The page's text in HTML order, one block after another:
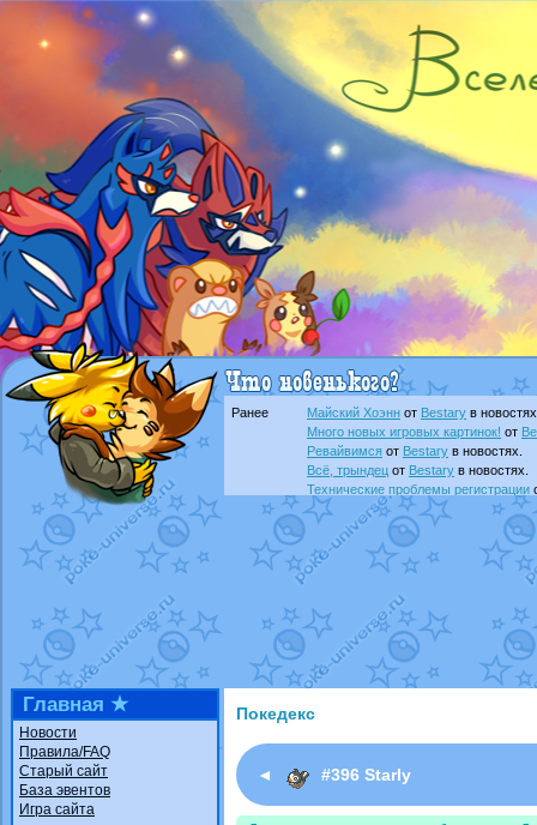
Ранее Майский Хоэнн от Bestary в
Много новых игровых картинок! от
Ревайвимся от Bestary в новостях.
Всё, трындец от Bestary в новостях.
Технические проблемы регистрации
доброе утро славянеот Dakkuв
Йолда и Мимикьюот MavisNyanCat
Недовольный котомангуст
от
The Dark Wishmakerот Randomon в
в
ilovearceus
Raging Boltот GraceDaFox
в
Shadow mismagius от
в
художник
от vicavica в фанарте.
Главная ★
Новости
Правила/FAQ
Старый сайт
База эвентов
Игра сайта
Покедекс
◄ #396 Starly